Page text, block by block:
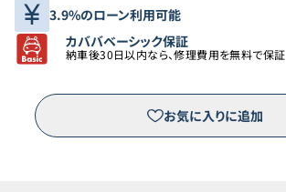
12
プジョー
5008
プジョー
3.9%のローン利用可能
カババベーシック保証
納車後30日以内なら、修理費用を無料で保証
お気に入りに追加